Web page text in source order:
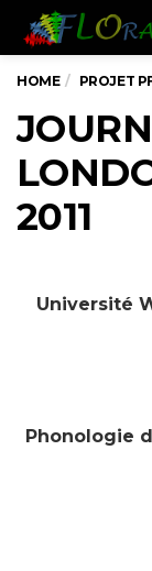
HOME PROJET
2011
Université
Phonologie